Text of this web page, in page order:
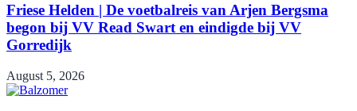
Friese Helden | De voetbalreis van Arjen Bergsma
begon bij VV Read Swart en eindigde bij VV
Gorredijk
August 5, 2026